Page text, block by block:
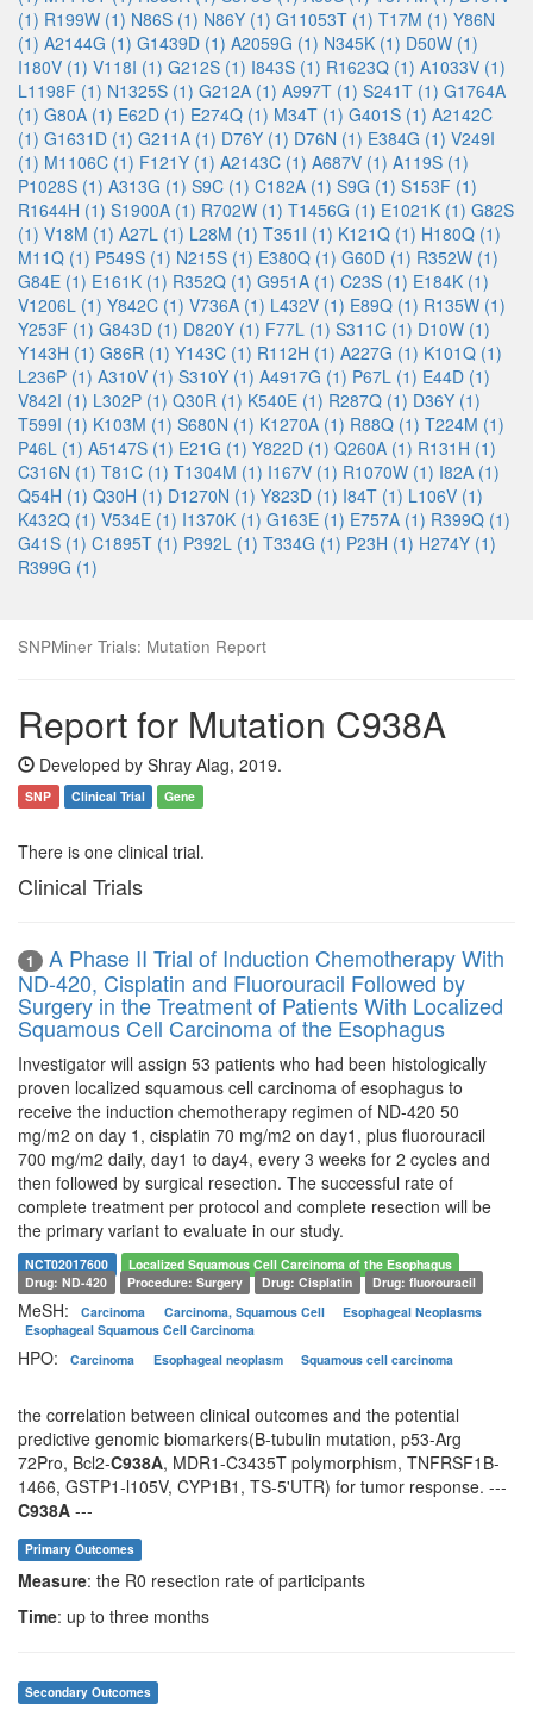
(1) R199W (1) N86S (1) N86Y (1) G11053T (1) T17M (1) Y86N
(1) A2144G (1) G1439D (1) A2059G (1) N345K (1) D50W (1)
I180V (1) V118I (1) G212S (1) I843S (1) R1623Q (1) A1033V (1)
L1198F (1) N1325S (1) G212A (1) A997T (1) S241T (1) G1764A
(1) G80A (1) E62D (1) E274Q (1) M34T (1) G401S (1) A2142C
(1) G1631D (1) G211A (1) D76Y (1) D76N (1) E384G (1) V249I
(1) M1106C (1) F121Y (1) A2143C (1) A687V (1) A119S (1)
P1028S (1) A313G (1) S9C (1) C182A (1) S9G (1) S153F (1)
R1644H (1) S1900A (1) R702W (1) T1456G (1) E1021K (1) G82S
(1) V18M (1) A27L (1) L28M (1) T351I (1) K121Q (1) H180Q (1)
M11Q (1) P549S (1) N215S (1) E380Q (1) G60D (1) R352W (1)
G84E (1) E161K (1) R352Q (1) G951A (1) C23S (1) E184K (1)
V1206L (1) Y842C (1) V736A (1) L432V (1) E89Q (1) R135W (1)
Y253F (1) G843D (1) D820Y (1) F77L (1) S311C (1) D10W (1)
Y143H (1) G86R (1) Y143C (1) R112H (1) A227G (1) K101Q (1)
L236P (1) A310V (1) S310Y (1) A4917G (1) P67L (1) E44D (1)
V842I (1) L302P (1) Q30R (1) K540E (1) R287Q (1) D36Y (1)
T599I (1) K103M (1) S680N (1) K1270A (1) R88Q (1) T224M (1)
P46L (1) A5147S (1) E21G (1) Y822D (1) Q260A (1) R131H (1)
C316N (1) T81C (1) T1304M (1) I167V (1) R1070W (1) I82A (1)
Q54H (1) Q30H (1) D1270N (1) Y823D (1) I84T (1) L106V (1)
K432Q (1) V534E (1) I1370K (1) G163E (1) E757A (1) R399Q (1)
G41S (1) C1895T (1) P392L (1) T334G (1) P23H (1) H274Y (1)
R399G (1)
SNPMiner Trials: Mutation Report
Report for Mutation C938A
Developed by Shray Alag, 2019.
SNP Clinical Trial Gene
There is one clinical trial.
Clinical Trials
1
A Phase II Trial of Induction Chemotherapy With
ND-420, Cisplatin and Fluorouracil Followed by
Surgery in the Treatment of Patients With Localized
Squamous Cell Carcinoma of the Esophagus
Investigator will assign 53 patients who had been histologically
proven localized squamous cell carcinoma of esophagus to
receive the induction chemotherapy regimen of ND-420 50
mg/m2 on day 1, cisplatin 70 mg/m2 on day1, plus fluorouracil
700 mg/m2 daily, day1 to day4, every 3 weeks for 2 cycles and
then followed by surgical resection. The successful rate of
complete treatment per protocol and complete resection will be
the primary variant to evaluate in our study.
NCT02017600
Localized Squamous Cell Carcinoma of the Esophagus
Drug: ND-420
Procedure: Surgery Drug: Cisplatin Drug: fluorouracil
MeSH: Carcinoma Carcinoma, Squamous Cell
Esophageal Neoplasms
Esophageal Squamous Cell Carcinoma
HPO: Carcinoma Esophageal neoplasm Squamous cell carcinoma
the correlation between clinical outcomes and the potential
predictive genomic biomarkers(B-tubulin mutation, p53-Arg
72Pro, Bcl2-C938A, MDR1-C3435T polymorphism, TNFRSF1B-
1466, GSTP1-l105V, CYP1B1, TS-5'UTR) for tumor response. ---
C938A ---
Primary Outcomes
Measure: the R0 resection rate of participants
Time: up to three months
Secondary Outcomes